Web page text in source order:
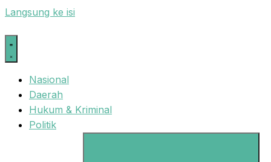
Langsung ke isi
Nasional
Daerah
Hukum & Kriminal
Politik